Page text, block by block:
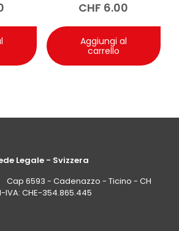
CHF 6.00
Aggiungi al
carrello
Legale - Svizzera
Cap 6593 - Cadenazzo - Ticino - CH
IVA: CHE-354.865.445